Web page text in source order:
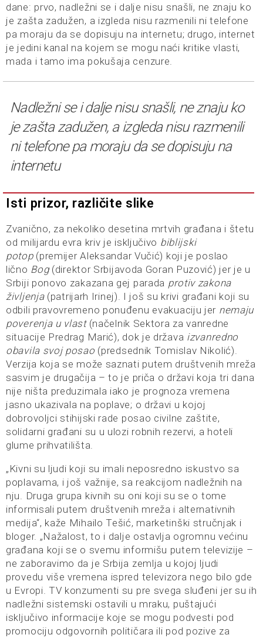
dane: prvo, nadležni se i dalje nisu snašli, ne znaju ko
je zašta zadužen, a izgleda nisu razmenili ni telefone
pa moraju da se dopisuju na internetu; drugo, internet
je jedini kanal na kojem se mogu naći kritike vlasti,
mada i tamo ima pokušaja cenzure.
Nadležni se i dalje nisu snašli, ne znaju ko
je zašta zadužen, a izgleda nisu razmenili
ni telefone pa moraju da se dopisuju na
internetu
Isti prizor, različite slike
Zvanično, za nekoliko desetina mrtvih građana i štetu
od milijardu evra kriv je isključivo biblijski
potop (premijer Aleksandar Vučić) koji je poslao
lično Bog(direktor Srbijavoda Goran Puzović) jer je u
Srbiji ponovo zakazana gej parada protiv zakona
življenja(patrijarh Irinej). I još su krivi građani koji su
odbili pravovremeno ponuđenu evakuaciju jer nemaju
poverenja u vlast(načelnik Sektora za vanredne
situacije Predrag Marić), dok je država izvanredno
obavila svoj posao (predsednik Tomislav Nikolić).
Verzija koja se može saznati putem društvenih mreža
sasvim je drugačija – to je priča o državi koja tri dana
nije ništa preduzimala iako je prognoza vremena
jasno ukazivala na poplave; o državi u kojoj
dobrovoljci stihijski rade posao civilne zaštite,
solidarni građani su u ulozi robnih rezervi, a hoteli
glume prihvatilišta.
„Kivni su ljudi koji su imali neposredno iskustvo sa
poplavama, i još važnije, sa reakcijom nadležnih na
nju. Druga grupa kivnih su oni koji su se o tome
informisali putem društvenih mreža i alternativnih
medija“, kaže Mihailo Tešić, marketinški stručnjak i
bloger. „Nažalost, to i dalje ostavlja ogromnu većinu
građana koji se o svemu informišu putem televizije –
ne zaboravimo da je Srbija zemlja u kojoj ljudi
provedu više vremena ispred televizora nego bilo gde
u Evropi. TV konzumenti su pre svega sluđeni jer su ih
nadležni sistemski ostavili u mraku, puštajući
isključivo informacije koje se mogu podvesti pod
promociju odgovornih političara ili pod pozive za